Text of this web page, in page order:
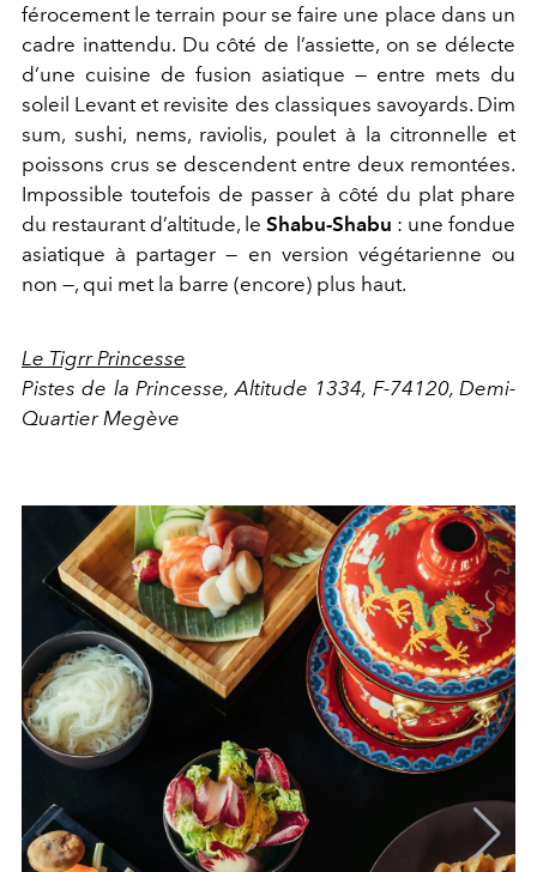
férocement le terrain pour se faire une place dans un
cadre inattendu. Du côté de l’assiette, on se délecte
d’une cuisine de fusion asiatique — entre mets du
soleil Levant et revisite des classiques savoyards. Dim
sum, sushi, nems, raviolis, poulet à la citronnelle et
poissons crus se descendent entre deux remontées.
Impossible toutefois de passer à côté du plat phare
du restaurant d’altitude, le Shabu-Shabu : une fondue
asiatique à partager — en version végétarienne ou
non —, qui met la barre (encore) plus haut.
Le Tigrr Princesse
Pistes de la Princesse, Altitude 1334, F-74120, Demi-
Quartier Megève